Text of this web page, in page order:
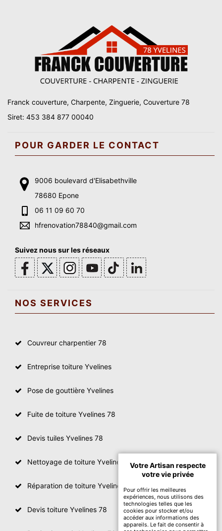
Franck couverture, Charpente, Zinguerie, Couverture 78
Siret: 453 384 877 00040
POUR GARDER LE CONTACT
9006 boulevard d'Elisabethville
78680 Epone
06 11 09 60 70
hfrenovation78840@gmail.com
Suivez nous sur les réseaux
NOS SERVICES
Couvreur charpentier 78
Entreprise toiture Yvelines
Pose de gouttière Yvelines
Fuite de toiture Yvelines 78
Devis tuiles Yvelines 78
Nettoyage de toiture Yvelines
Réparation de toiture Yvelines 78
Devis toiture Yvelines 78
Votre Artisan respecte
votre vie privée
Pour offrir les meilleures
expériences, nous utilisons des
technologies telles que les
cookies pour stocker et/ou
accéder aux informations des
appareils. Le fait de consentir à